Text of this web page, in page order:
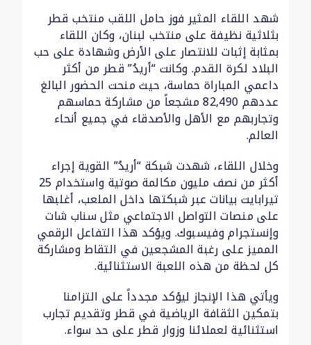
شهد اللقاء المثير فوز حامل اللقب منتخب قطر
بثلاثية نظيفة على منتخب لبنان، وكان اللقاء
بمثابة إثبات للانتصار على الأرض وشهادة على حب
البلاد لكرة القدم. وكانت “أريدُ” قطر من أكثر
داعمي المباراة حماسة، حيث منحت الحضور البالغ
عددهم 82,490 مشجعاً من مشاركة حماسهم
وتجاربهم مع الأهل والأصدقاء في جميع أنحاء
العالم.
وخلال اللقاء، شهدت شبكة “أريدُ” القوية إجراء
أكثر من نصف مليون مكالمة صوتية واستخدام 25
تيرابايت بيانات عبر شبكتها داخل الملعب، أغلبها
على منصات التواصل الاجتماعي مثل سناب شات
وإنستجرام وفيسبوك. ويؤكد هذا التفاعل الرقمي
المميز على رغبة المشجعين في التقاط ومشاركة
كل لحظة من هذه اللعبة الاستثنائية.
ويأتي هذا الإنجاز ليؤكد مجدداً على التزامنا
بتمكين الثقافة الرياضية في قطر وتقديم تجارب
استثنائية لعملائنا وزوار قطر على حد سواء.